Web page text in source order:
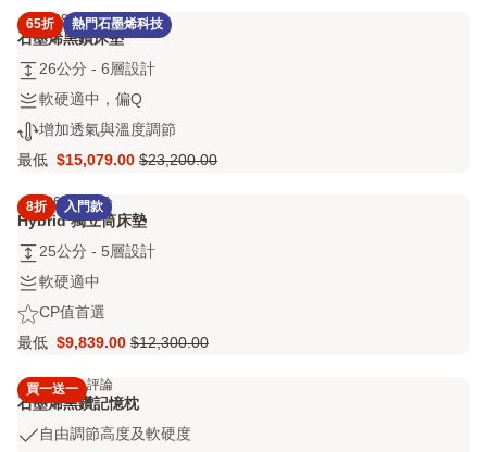
床
墊
搭
配
石
墨
烯
憶
枕
床
墊
保
潔
墊
驗，
一
到
位
$18,799.00 價
$31,400.00
65折 熱門石墨烯科技
4.3
out
of
5
686
評
4.3686 評論
石墨烯黑鑽床墊
26
公
分
-
6
設
計
26公分 - 6層設計
軟
硬
適
中，
Q
軟硬適中，偏Q
增
加
透
氣
與
度
調
節
增加透氣與溫度調節
最低
Price
$15,079.00
$15,079.00
原
$23,200.00
$23,200.00
8折 入門款
4.2
out
of
5
6438
評
4.26438 評論
Hybrid 獨立筒床墊
25
公
分
-
5
設
計
25公分 - 5層設計
軟
硬
適
中
軟硬適中
CP
值
首
選
CP值首選
最低
Price
$9,839.00
$9,839.00
原
$12,300.00
$12,300.00
買一送一
4.3
out
of
4.32656 評論
石墨烯黑鑽記憶枕
自 自由調節高度及軟硬度